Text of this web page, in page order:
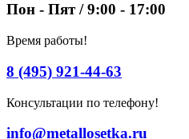
Пон - Пят / 9:00 - 17:00
Время работы!
8 (495) 921-44-63
Консультации по телефону!
info@metallosetka.ru